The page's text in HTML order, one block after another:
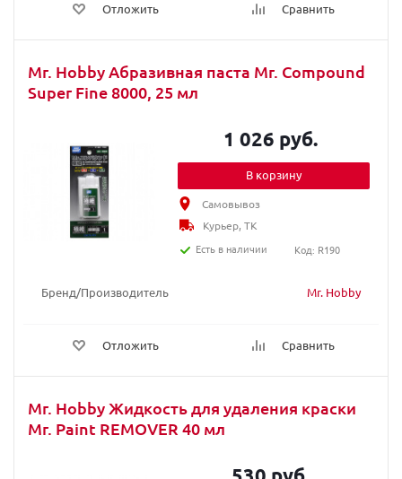
Отложить Сравнить
Mr. Hobby Абразивная паста Mr. Compound
Super Fine 8000, 25 мл
Бренд/Производитель Mr. Hobby
Отложить Сравнить
1 026 руб.
В корзину
Самовывоз
Курьер, ТК
Есть в наличии
Код: R190
Mr. Hobby Жидкость для удаления краски
Mr. Paint REMOVER 40 мл